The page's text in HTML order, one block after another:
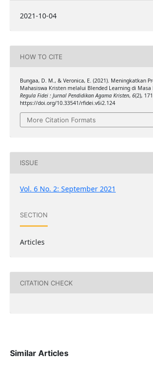
2021-10-04
HOW TO CITE
Bungaa, D. M., & Veronica, E. (2021). Meningkatkan
Mahasiswa Kristen melalui Blended Learning di Masa
Regula Fidei : Jurnal Pendidikan Agama Kristen, 6(2),
https://doi.org/10.33541/rfidei.v6i2.124
More Citation Formats
ISSUE
Vol. 6 No. 2: September 2021
SECTION
Articles
CITATION CHECK
Similar Articles